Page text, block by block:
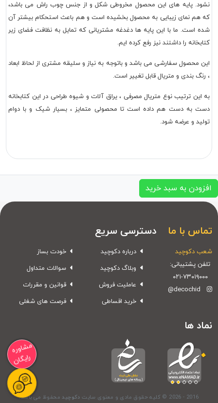
نشود. پایه های این محصول مخروطی شکل و از جنس چوب راش می باشد،
که هم نمای زیبایی به محصول بخشیده است و هم باعث استحکام بیشتر آن
شده است. ما با این پایه ها دغدغه مشتریانی که تمایل به نظافت فضای زیر
کتابخانه را داشتند نیز رفع کرده ایم.
این محصول سفارشی می باشد و باتوجه به نیاز و سلیقه مشتری از لحاظ ابعاد
، رنگ بندی و متریال قابل تغییر است.
به این ترتیب نوع متریال مصرفی ، یراق آلات و شیوه طراحی در این کتابخانه
دست به دست هم داده است تا محصولی متمایز ، بسیار شیک و با دوام
تولید و عرضه شود.
افزودن به سبد خرید
تماس با ما
شعب دکوچید
تلفن پشتیبانی:
۰۲۱-۷۳۰۱۹۰۰۰
@decochid
دسترسی سریع
درباره دکوچید
وبلاگ دکوچید
عاملیت فروش
خرید اقساطی
خودت بساز
سوالات متداول
قوانین و مقررات
فرصت های شغلی
نماد ها
© 2026 - 2016 کلیه حقوق مادی و معنوی سایت دکوچیدمحفوظ می باشد.
مشاوره
رایگان